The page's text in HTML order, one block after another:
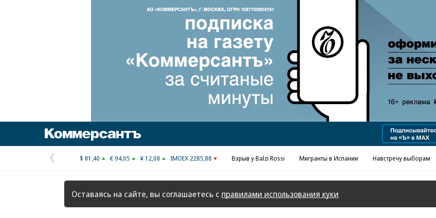
Реклама в «Ъ» www.kommersant.ru/ad
Предыдущая
страница
$ 81,40 € 94,05 ¥ 12,08 IMOEX 2285,88 Взрыв у Balzi Rossi Мигранты в Испании Навстречу выборам
Оставаясь на сайте, вы соглашаетесь с правилами использования куки